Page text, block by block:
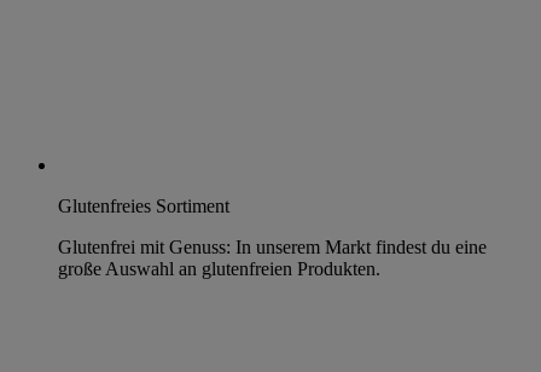
Glutenfreies Sortiment
Glutenfrei mit Genuss: In unserem Markt findest du eine
große Auswahl an glutenfreien Produkten.